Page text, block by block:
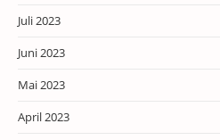
Juli 2023
Juni 2023
Mai 2023
April 2023